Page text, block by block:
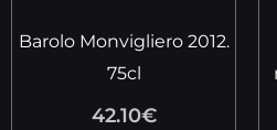
Barolo Monvigliero 2012.
75cl
42.10€